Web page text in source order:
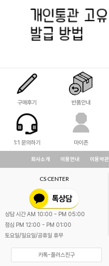
구매후기 반품안내
1:1 문의하기 마이존
회사소개 이용안내 이용약관
CS CENTER
상담 시간 AM 10:00 - PM 05:00
점심 PM 12:00 - PM 01:00
토요일/일요일/공휴일 휴무
카톡-플러스친구